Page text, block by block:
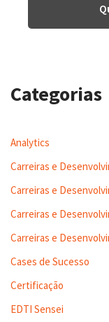
Categorias
Analytics
Carreiras e
Carreiras e
Carreiras e
Carreiras e
Cases de Sucesso
Certificação
EDTI Sensei